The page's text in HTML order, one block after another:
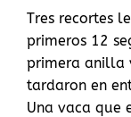
Tres recortes
primeros 12
primera anilla
tardaron en
Una vaca que